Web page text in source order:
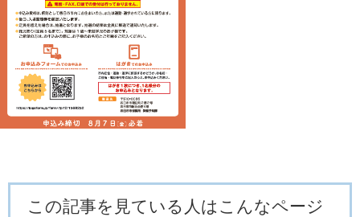
この記事を見ている人はこんなページ